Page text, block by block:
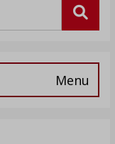
Menu